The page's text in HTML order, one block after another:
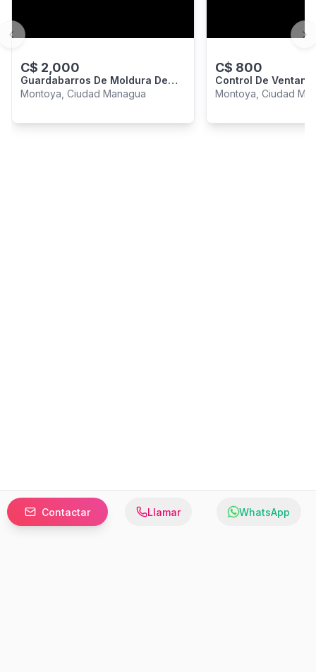
Contactar Llamar WhatsApp
C$ 2,000
Guardabarros De Moldura De
Arco Kia Sportage .
Montoya, Ciudad Managua
C$ 800
Control De
- '17
Montoya, Ciudad
Previous slide